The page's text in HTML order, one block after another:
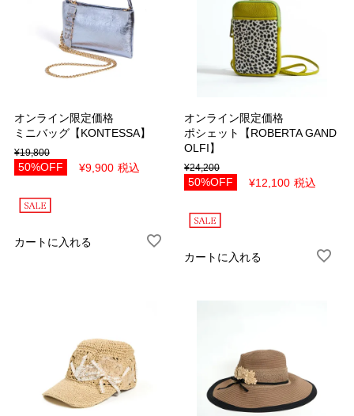
ホワイト＆ブラック その他
44（11号） 46（13号）
48（15号） Free
22.0cm 22.5cm
23.5cm
24.5cm
25.0cm
オンライン限定価格
ミニバッグ【KONTESSA】
¥19,800
50%OFF ¥9,900 税込
カートに入れる
オンライン限定価格
ポシェット【ROBERTA GAND
OLFI】
¥24,200
50%OFF ¥12,100 税込
カートに入れる